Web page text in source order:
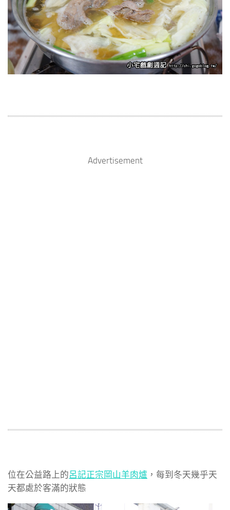
Advertisement
位在公益路上的呂記正宗岡山羊肉爐 ，每到冬天幾乎天
天都處於客滿的狀態